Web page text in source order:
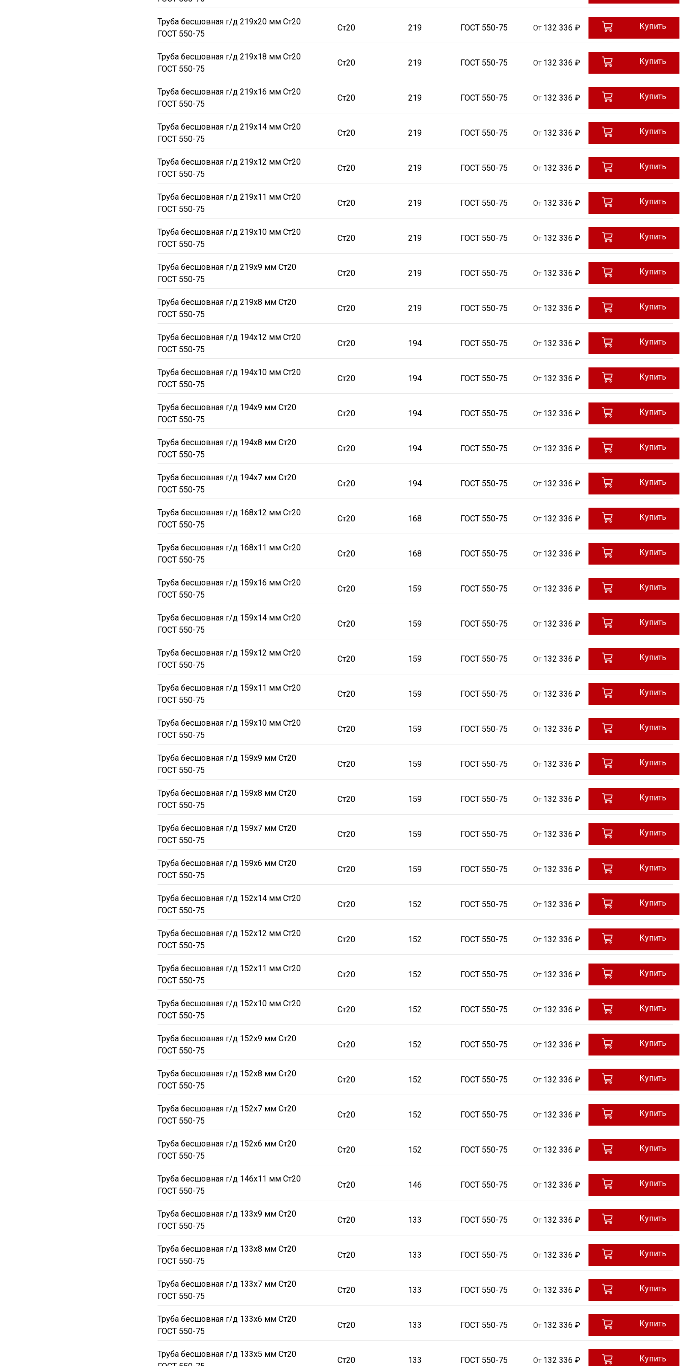
Труба бесшовная г/д 219х20 мм Ст20
ГОСТ 550-75
Ст20 219 ГОСТ 550-75 От 132 336 ₽ Купить
Труба бесшовная г/д 219х18 мм Ст20
ГОСТ 550-75
Ст20 219 ГОСТ 550-75 От 132 336 ₽ Купить
Труба бесшовная г/д 219х16 мм Ст20
ГОСТ 550-75
Ст20 219 ГОСТ 550-75 От 132 336 ₽ Купить
Труба бесшовная г/д 219х14 мм Ст20
ГОСТ 550-75
Ст20 219 ГОСТ 550-75 От 132 336 ₽ Купить
Труба бесшовная г/д 219х12 мм Ст20
ГОСТ 550-75
Ст20 219 ГОСТ 550-75 От 132 336 ₽ Купить
Труба бесшовная г/д 219х11 мм Ст20
ГОСТ 550-75
Ст20 219 ГОСТ 550-75 От 132 336 ₽ Купить
Труба бесшовная г/д 219х10 мм Ст20
ГОСТ 550-75
Ст20 219 ГОСТ 550-75 От 132 336 ₽ Купить
Труба бесшовная г/д 219х9 мм Ст20
ГОСТ 550-75
Ст20 219 ГОСТ 550-75 От 132 336 ₽ Купить
Труба бесшовная г/д 219х8 мм Ст20
ГОСТ 550-75
Ст20 219 ГОСТ 550-75 От 132 336 ₽ Купить
Труба бесшовная г/д 194х12 мм Ст20
ГОСТ 550-75
Ст20 194 ГОСТ 550-75 От 132 336 ₽ Купить
Труба бесшовная г/д 194х10 мм Ст20
ГОСТ 550-75
Ст20 194 ГОСТ 550-75 От 132 336 ₽ Купить
Труба бесшовная г/д 194х9 мм Ст20
ГОСТ 550-75
Ст20 194 ГОСТ 550-75 От 132 336 ₽ Купить
Труба бесшовная г/д 194х8 мм Ст20
ГОСТ 550-75
Ст20 194 ГОСТ 550-75 От 132 336 ₽ Купить
Труба бесшовная г/д 194х7 мм Ст20
ГОСТ 550-75
Ст20 194 ГОСТ 550-75 От 132 336 ₽ Купить
Труба бесшовная г/д 168х12 мм Ст20
ГОСТ 550-75
Ст20 168 ГОСТ 550-75 От 132 336 ₽ Купить
Труба бесшовная г/д 168х11 мм Ст20
ГОСТ 550-75
Ст20 168 ГОСТ 550-75 От 132 336 ₽ Купить
Труба бесшовная г/д 159х16 мм Ст20
ГОСТ 550-75
Ст20 159 ГОСТ 550-75 От 132 336 ₽ Купить
Труба бесшовная г/д 159х14 мм Ст20
ГОСТ 550-75
Ст20 159 ГОСТ 550-75 От 132 336 ₽ Купить
Труба бесшовная г/д 159х12 мм Ст20
ГОСТ 550-75
Ст20 159 ГОСТ 550-75 От 132 336 ₽ Купить
Труба бесшовная г/д 159х11 мм Ст20
ГОСТ 550-75
Ст20 159 ГОСТ 550-75 От 132 336 ₽ Купить
Труба бесшовная г/д 159х10 мм Ст20
ГОСТ 550-75
Ст20 159 ГОСТ 550-75 От 132 336 ₽ Купить
Труба бесшовная г/д 159х9 мм Ст20
ГОСТ 550-75
Ст20 159 ГОСТ 550-75 От 132 336 ₽ Купить
Труба бесшовная г/д 159х8 мм Ст20
ГОСТ 550-75
Ст20 159 ГОСТ 550-75 От 132 336 ₽ Купить
Труба бесшовная г/д 159х7 мм Ст20
ГОСТ 550-75
Ст20 159 ГОСТ 550-75 От 132 336 ₽ Купить
Труба бесшовная г/д 159х6 мм Ст20
ГОСТ 550-75
Ст20 159 ГОСТ 550-75 От 132 336 ₽ Купить
Труба бесшовная г/д 152х14 мм Ст20
ГОСТ 550-75
Ст20 152 ГОСТ 550-75 От 132 336 ₽ Купить
Труба бесшовная г/д 152х12 мм Ст20
ГОСТ 550-75
Ст20 152 ГОСТ 550-75 От 132 336 ₽ Купить
Труба бесшовная г/д 152х11 мм Ст20
ГОСТ 550-75
Ст20 152 ГОСТ 550-75 От 132 336 ₽ Купить
Труба бесшовная г/д 152х10 мм Ст20
ГОСТ 550-75
Ст20 152 ГОСТ 550-75 От 132 336 ₽ Купить
Труба бесшовная г/д 152х9 мм Ст20
ГОСТ 550-75
Ст20 152 ГОСТ 550-75 От 132 336 ₽ Купить
Труба бесшовная г/д 152х8 мм Ст20
ГОСТ 550-75
Ст20 152 ГОСТ 550-75 От 132 336 ₽ Купить
Труба бесшовная г/д 152х7 мм Ст20
ГОСТ 550-75
Ст20 152 ГОСТ 550-75 От 132 336 ₽ Купить
Труба бесшовная г/д 152х6 мм Ст20
ГОСТ 550-75
Ст20 152 ГОСТ 550-75 От 132 336 ₽ Купить
Труба бесшовная г/д 146х11 мм Ст20
ГОСТ 550-75
Ст20 146 ГОСТ 550-75 От 132 336 ₽ Купить
Труба бесшовная г/д 133х9 мм Ст20
ГОСТ 550-75
Ст20 133 ГОСТ 550-75 От 132 336 ₽ Купить
Труба бесшовная г/д 133х8 мм Ст20
ГОСТ 550-75
Ст20 133 ГОСТ 550-75 От 132 336 ₽ Купить
Труба бесшовная г/д 133х7 мм Ст20
ГОСТ 550-75
Ст20 133 ГОСТ 550-75 От 132 336 ₽ Купить
Труба бесшовная г/д 133х6 мм Ст20
ГОСТ 550-75
Ст20 133 ГОСТ 550-75 От 132 336 ₽ Купить
Труба бесшовная г/д 133х5 мм Ст20
Ст20 133 ГОСТ 550-75 От 132 336 ₽ Купить